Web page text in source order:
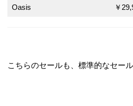
Oasis ￥
こちらのセールも、標準的なセー